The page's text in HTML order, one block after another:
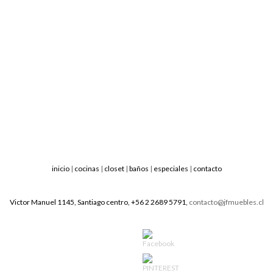
inicio| cocinas | closet| baños | especiales | contacto
Victor Manuel 1145, Santiago centro, +56 2 2689 5791, contacto@jfmuebles.cl